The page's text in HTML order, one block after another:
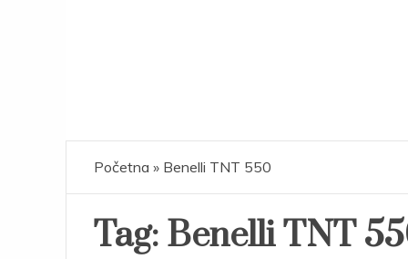
Početna » Benelli TNT 550
Tag: Benelli TNT